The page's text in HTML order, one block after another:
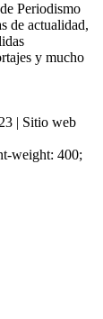
Periodismo
de actualidad,
y mucho
| Sitio web
weight: 400;